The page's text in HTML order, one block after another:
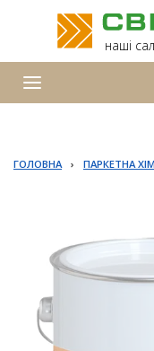
наші
ГОЛОВНА › ПАРКЕТНА